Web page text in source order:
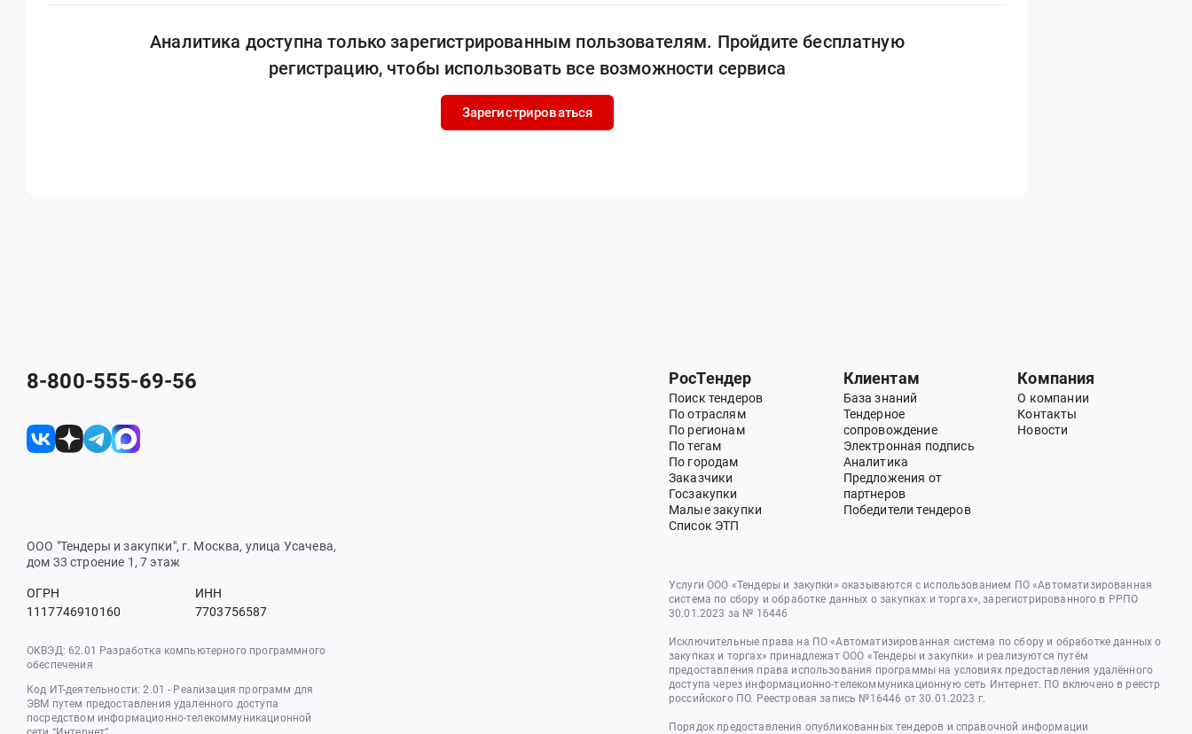
Аналитика доступна только зарегистрированным пользователям. Пройдите бесплатную
регистрацию, чтобы использовать все возможности сервиса
Зарегистрироваться
8-800-555-69-56
ООО "Тендеры и закупки", г. Москва, улица Усачева,
дом 33 строение 1, 7 этаж
ОГРН
1117746910160
ИНН
7703756587
ОКВЭД: 62.01 Разработка компьютерного программного
обеспечения
Код ИТ-деятельности: 2.01 - Реализация программ для
ЭВМ путем предоставления удаленного доступа
посредством информационно-телекоммуникационной
РосТендер
Поиск тендеров
По отраслям
По регионам
По тегам
По городам
Заказчики
Госзакупки
Малые закупки
Список ЭТП
Клиентам
База знаний
Тендерное
сопровождение
Электронная подпись
Аналитика
Предложения от
партнеров
Победители тендеров
Компания
О компании
Контакты
Новости
Услуги ООО «Тендеры и закупки» оказываются с использованием ПО «Автоматизированная
система по сбору и обработке данных о закупках и торгах», зарегистрированного в РРПО
30.01.2023 за № 16446
Исключительные права на ПО «Автоматизированная система по сбору и обработке данных о
закупках и торгах» принадлежат ООО «Тендеры и закупки» и реализуются путём
предоставления права использования программы на условиях предоставления удалённого
доступа через информационно-телекоммуникационную сеть Интернет. ПО включено в реестр
российского ПО. Реестровая запись №16446 от 30.01.2023 г.
Порядок предоставления опубликованных тендеров и справочной информации